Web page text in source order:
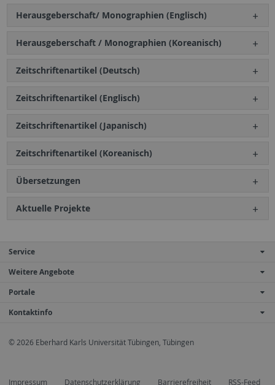
Herausgeberschaft/ Monographien (Englisch)
Herausgeberschaft / Monographien (Koreanisch)
Zeitschriftenartikel (Deutsch)
Zeitschriftenartikel (Englisch)
Zeitschriftenartikel (Japanisch)
Zeitschriftenartikel (Koreanisch)
Übersetzungen
Aktuelle Projekte
Service
Weitere Angebote
Portale
Kontaktinfo
© 2026 Eberhard Karls Universität Tübingen, Tübingen
Impressum Datenschutzerklärung Barrierefreiheit RSS-Feed